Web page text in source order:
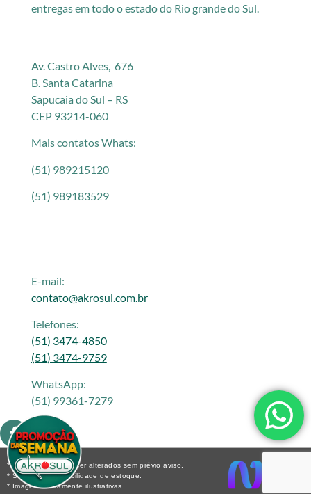
entregas em todo o estado do Rio grande do Sul.
Av. Castro Alves, 676
B. Santa Catarina
Sapucaia do Sul – RS
CEP 93214-060
Mais contatos Whats:
(51) 989215120
(51) 989183529
E-mail:
contato@akrosul.com.br
Telefones:
(51) 3474-4850
(51) 3474-9759
WhatsApp:
(51) 99361-7279
* Os preços podem ser alterados sem prévio aviso.
* Sujeito a disponibilidade de estoque.
* Imagens meramente ilustrativas.